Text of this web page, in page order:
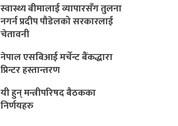
स्वास्थ्य बीमालाई व्यापारसँग तुलना
नगर्न प्रदीप पौडेलको सरकारलाई
चेतावनी
नेपाल एसबिआई मर्चेन्ट बैंकद्धारा
प्रिन्टर हस्तान्तरण
यी हुन् मन्त्रीपरिषद बैठकका
निर्णयहरु